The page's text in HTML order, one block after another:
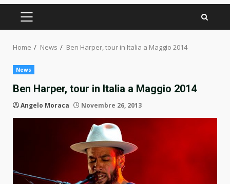
PRIMARY
Home News Ben Harper, tour in Italia a Maggio 2014
News
Ben Harper, tour in Italia a Maggio 2014
Angelo Moraca Novembre 26, 2013